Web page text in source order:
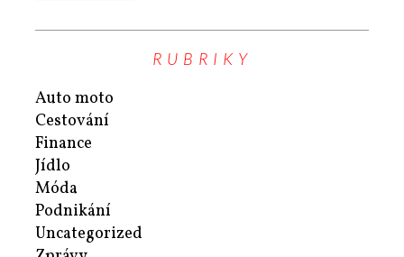
RUBRIKY
Auto moto
Cestování
Finance
Jídlo
Móda
Podnikání
Uncategorized